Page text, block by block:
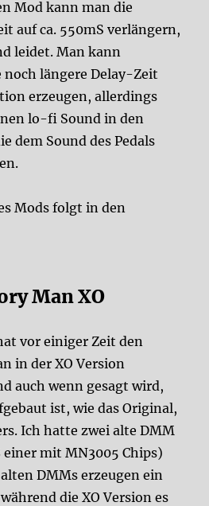
Mod kann man die
auf ca. 550mS verlängern,
leidet. Man kann
längere Delay-Zeit
erzeugen, allerdings
lo-fi Sound in den
dem Sound des Pedals
Mods folgt in den
Man XO
vor einiger Zeit den
in der XO Version
auch wenn gesagt wird,
ist, wie das Original,
Ich hatte zwei alte DMM
mit MN3005 Chips)
DMMs erzeugen ein
die XO Version es